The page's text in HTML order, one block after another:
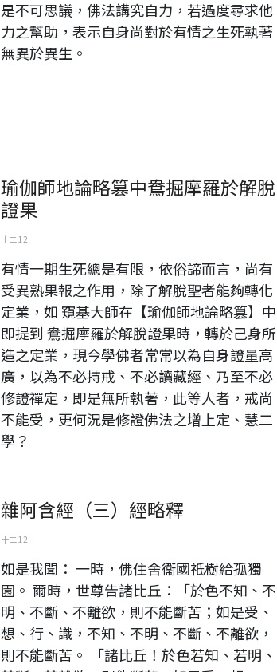
是不可思議，佛法講究自力，若過度尋求他
力之幫助，表示自身尚對於有情之生死執著
無異於異生。
瑜伽師地論略篡中鴦掘摩羅於解脫
證果
十二 12
有情一期生死總是有限，依俗諦而言，尚有
受異熟果報之作用，除了解脫聖者能夠轉化
定業，如 窺基大師在【瑜伽師地論略篡】中
即提到 鴦掘摩羅於解脫證果時，轉於己身所
造之定業，現今學佛者常常以為自身證量高
廣，以為不必持戒、不必讀藏經、乃至不必
修證禪定，即是無所執著，此等人者，戒尚
不能受，更何況是修證佛法之增上定、慧二
學？
雜阿含經（三）經略釋
十二 12
如是我聞： 一時，佛住舍衞國祇樹給孤獨
園。 爾時，世尊告諸比丘：「於色不知、不
明、不斷、不離欲，則不能斷苦；如是受、
想、行、識，不知、不明、不斷、不離欲，
則不能斷苦。 「諸比丘！於色若知、若明、